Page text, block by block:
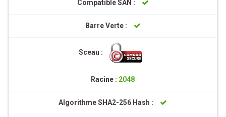
Compatible SAN :
Barre Verte :
Sceau :
Racine : 2048
Algorithme SHA2-256 Hash :